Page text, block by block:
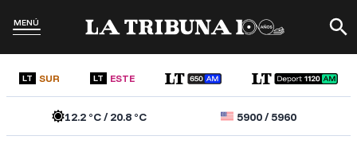
MENÚ
LT SUR LT ESTE
12.2°C /20.8°C 5900/5960